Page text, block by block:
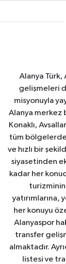
Alanya Türk,
gelişmeleri
misyonuyla
Alanya merkez
Konaklı,
tüm
ve hızlı bir
siyasetinden
kadar her
her konuyu
Alanyaspor
transfer
almaktadır.
listesi ve